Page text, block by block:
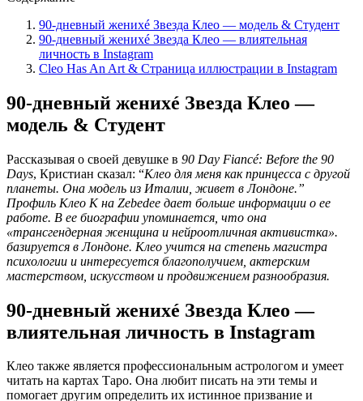
90-дневный женихé Звезда Клео — модель & Студент
90-дневный женихé Звезда Клео — влиятельная
личность в Instagram
Cleo Has An Art & Страница иллюстрации в Instagram
90-дневный женихé Звезда Клео —
модель & Студент
Рассказывая о своей девушке в 90 Day Fiancé: Before the 90
Days, Кристиан сказал: “Клео для меня как принцесса с другой
планеты. Она модель из Италии, живет в Лондоне.”
Профиль Клео К на Zebedee дает больше информации о ее
работе. В ее биографии упоминается, что она
«трансгендерная женщина и нейроотличная активистка».
базируется в Лондоне. Клео учится на степень магистра
психологии и интересуется благополучием, актерским
мастерством, искусством и продвижением разнообразия.
90-дневный женихé Звезда Клео —
влиятельная личность в Instagram
Клео также является профессиональным астрологом и умеет
читать на картах Таро. Она любит писать на эти темы и
помогает другим определить их истинное призвание и